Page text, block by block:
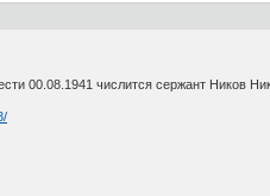
00.08.1941 числится сержант Ников